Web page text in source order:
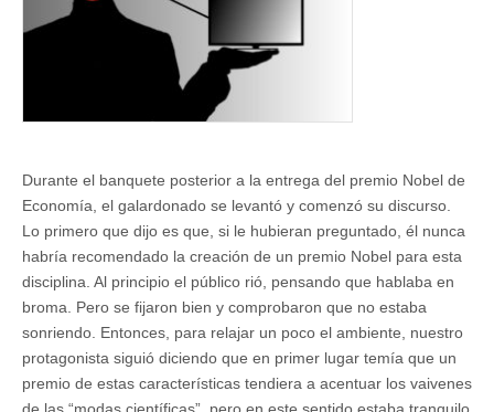
Durante el banquete posterior a la entrega del premio Nobel de
Economía, el galardonado se levantó y comenzó su discurso.
Lo primero que dijo es que, si le hubieran preguntado, él nunca
habría recomendado la creación de un premio Nobel para esta
disciplina. Al principio el público rió, pensando que hablaba en
broma. Pero se fijaron bien y comprobaron que no estaba
sonriendo. Entonces, para relajar un poco el ambiente, nuestro
protagonista siguió diciendo que en primer lugar temía que un
premio de estas características tendiera a acentuar los vaivenes